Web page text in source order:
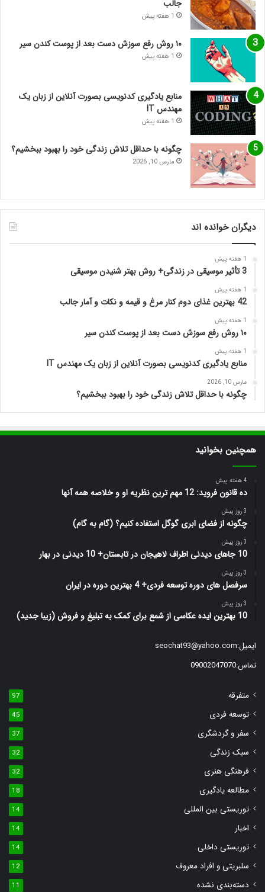
جالب
1 هفته پیش
۱۰ روش رفع سوزش دست بعد از پوست کندن سیر
1 هفته پیش
منابع یادگیری کدنویسی بصورت آنلاین از زبان یک
مهندس IT
1 هفته پیش
چگونه با حداقل تلاش زندگی خود را بهبود ببخشیم؟
مارس 10, 2026
دیگران خوانده اند
1 هفته پیش
3 تأثیر موسیقی در زندگی+ روش بهتر شنیدن موسیقی
1 هفته پیش
42 بهترین غذای دوم کنار مرغ و قیمه و نکات و آمار جالب
1 هفته پیش
۱۰ روش رفع سوزش دست بعد از پوست کندن سیر
1 هفته پیش
منابع یادگیری کدنویسی بصورت آنلاین از زبان یک مهندس IT
مارس 10, 2026
چگونه با حداقل تلاش زندگی خود را بهبود ببخشیم؟
همچنین بخوانید
4 هفته پیش
ده قانون فروید: 12 مهم ترین نظریه او و خلاصه همه آنها
3 روز پیش
چگونه از فضای ابری گوگل استفاده کنیم؟ (گام به گام)
3 روز پیش
10 جاهای دیدنی اطراف لاهیجان در تابستان+ 10 دیدنی در بهار
3 روز پیش
سرفصل های دوره توسعه فردی+ 4 بهترین دوره در ایران
3 روز پیش
10 بهترین ایده عکاسی از شمع برای کمک به تبلیغ و فروش (زیبا جدید)
ایمیل:seochat93@yahoo.com
تماس:09002047070
متفرقه 97
توسعه فردی 45
سفر و گردشگری 37
سبک زندگی 32
فرهنگی هنری 32
مطالعه یادگیری 18
توریستی بین المللی 14
اخبار 14
توریستی داخلی 14
سلبریتی و افراد معروف 12
دسته‌بندی نشده 11